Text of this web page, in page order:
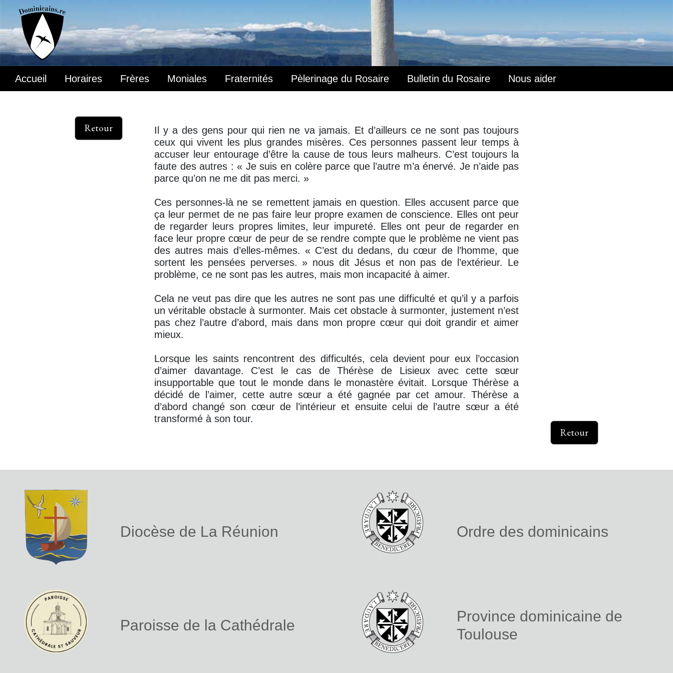
Accueil Horaires Frères Moniales Fraternités Pèlerinage du Rosaire Bulletin du Rosaire Nous aider
Retour
Il y a des gens pour qui rien ne va jamais. Et d’ailleurs ce ne sont pas toujours
ceux qui vivent les plus grandes misères. Ces personnes passent leur temps à
accuser leur entourage d’être la cause de tous leurs malheurs. C’est toujours la
faute des autres : « Je suis en colère parce que l’autre m’a énervé. Je n’aide pas
parce qu’on ne me dit pas merci. »
Ces personnes-là ne se remettent jamais en question. Elles accusent parce que
ça leur permet de ne pas faire leur propre examen de conscience. Elles ont peur
de regarder leurs propres limites, leur impureté. Elles ont peur de regarder en
face leur propre cœur de peur de se rendre compte que le problème ne vient pas
des autres mais d’elles-mêmes. « C’est du dedans, du cœur de l’homme, que
sortent les pensées perverses. » nous dit Jésus et non pas de l’extérieur. Le
problème, ce ne sont pas les autres, mais mon incapacité à aimer.
Cela ne veut pas dire que les autres ne sont pas une difficulté et qu’il y a parfois
un véritable obstacle à surmonter. Mais cet obstacle à surmonter, justement n’est
pas chez l’autre d’abord, mais dans mon propre cœur qui doit grandir et aimer
mieux.
Lorsque les saints rencontrent des difficultés, cela devient pour eux l’occasion
d’aimer davantage. C’est le cas de Thérèse de Lisieux avec cette sœur
insupportable que tout le monde dans le monastère évitait. Lorsque Thérèse a
décidé de l’aimer, cette autre sœur a été gagnée par cet amour. Thérèse a
d’abord changé son cœur de l’intérieur et ensuite celui de l’autre sœur a été
transformé à son tour.
Retour
Diocèse de La Réunion Ordre des dominicains
Paroisse de la Cathédrale
Province dominicaine de
Toulouse